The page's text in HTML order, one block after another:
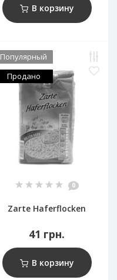
В корзину
Популярный
Продано
0
Zarte Haferflocken
41 грн.
В корзину